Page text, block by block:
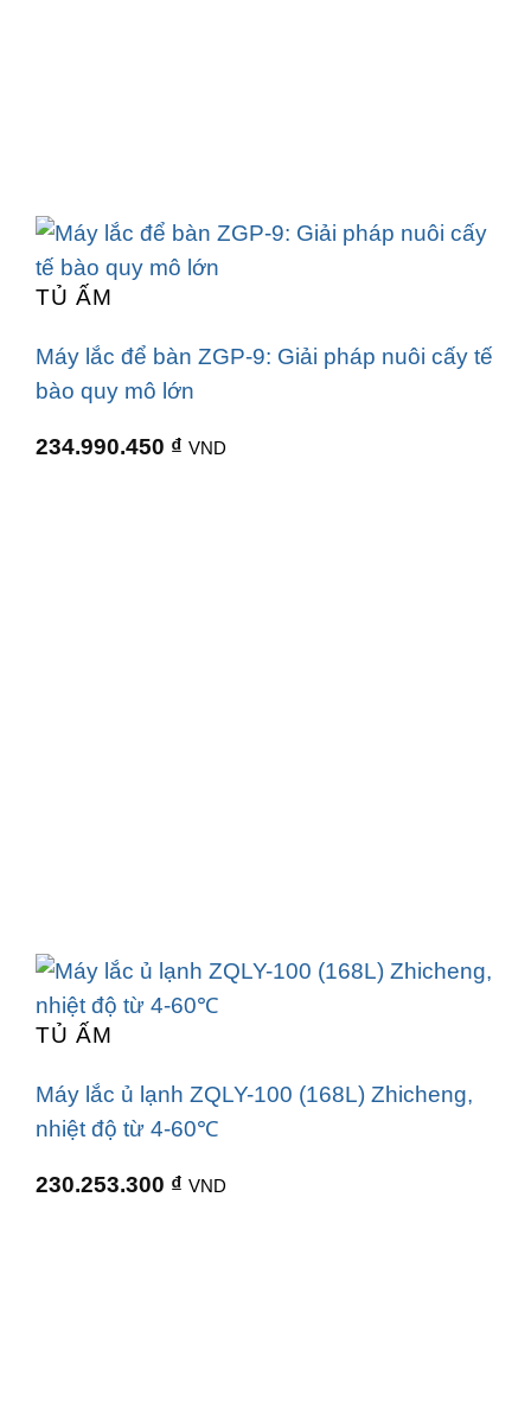
TỦ ẤM
Máy lắc để bàn ZGP-9: Giải pháp nuôi cấy tế
bào quy mô lớn
234.990.450 ₫ VND
TỦ ẤM
Máy lắc ủ lạnh ZQLY-100 (168L) Zhicheng,
nhiệt độ từ 4-60℃
230.253.300 ₫ VND